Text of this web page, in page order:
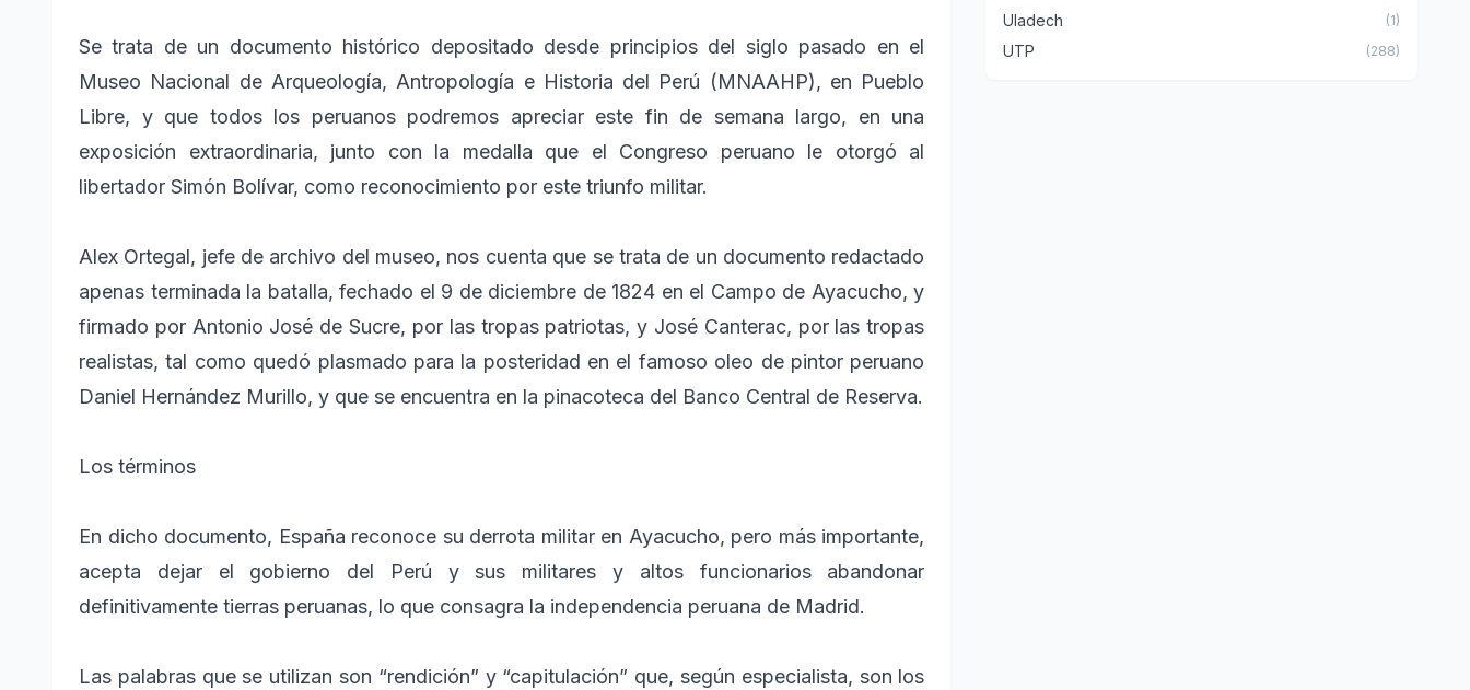
Se trata de un documento histórico depositado desde principios del siglo pasado en el
Museo Nacional de Arqueología, Antropología e Historia del Perú (MNAAHP), en Pueblo
Libre, y que todos los peruanos podremos apreciar este fin de semana largo, en una
exposición extraordinaria, junto con la medalla que el Congreso peruano le otorgó al
libertador Simón Bolívar, como reconocimiento por este triunfo militar.
Alex Ortegal, jefe de archivo del museo, nos cuenta que se trata de un documento redactado
apenas terminada la batalla, fechado el 9 de diciembre de 1824 en el Campo de Ayacucho, y
firmado por Antonio José de Sucre, por las tropas patriotas, y José Canterac, por las tropas
realistas, tal como quedó plasmado para la posteridad en el famoso oleo de pintor peruano
Daniel Hernández Murillo, y que se encuentra en la pinacoteca del Banco Central de Reserva.
Los términos
En dicho documento, España reconoce su derrota militar en Ayacucho, pero más importante,
acepta dejar el gobierno del Perú y sus militares y altos funcionarios abandonar
definitivamente tierras peruanas, lo que consagra la independencia peruana de Madrid.
Las palabras que se utilizan son “rendición” y “capitulación” que, según especialista, son los
Uladech (1)
UTP (288)